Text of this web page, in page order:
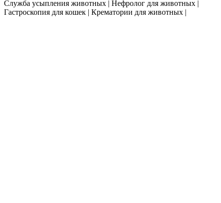
Служба усыпления животных | Нефролог для животных |
Гастроскопия для кошек | Крематории для животных |